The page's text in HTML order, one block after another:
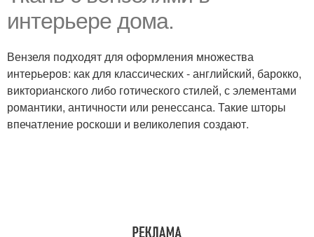
интерьере дома.
Вензеля подходят для оформления множества
интерьеров: как для классических - английский, барокко,
викторианского либо готического стилей, с элементами
романтики, античности или ренессанса. Такие шторы
впечатление роскоши и великолепия создают.